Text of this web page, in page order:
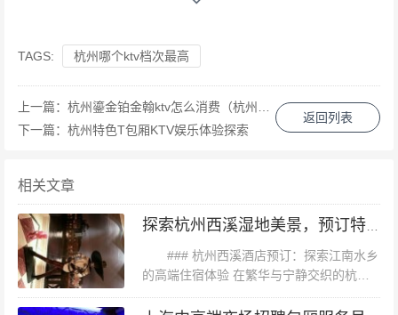
#### **丰富的歌曲库与个性化服务** **杭州潮牌KTV**拥
有庞大的歌曲库，涵盖了各个年代、各种风格的音乐作
品。无论是经典老歌还是最新热门单曲，只需轻轻一点，
就能立刻在包厢里响起。此外，这里还提供了**个性化点
一次K歌体验都独一无二。 #### **社交与放松的绝佳场所
** 除了音乐与娱乐之外，**杭州潮牌KTV**还是一个绝佳的
社交场所。无论是朋友聚会、公司团建还是生日派对，这
里都能提供合适的场地与贴心的服务。包厢内配备的先进
设施，如高清电视、高速网络等，让人们在享受音乐的同
时，也能进行其他娱乐活动。 #### **案例分析：某次大型
TAGS: 杭州哪个ktv档次最高
返回列表
上一篇： 杭州鎏金铂金翰ktv怎么消费（杭州鎏金铂金翰KTV消费指南：解锁奢华娱乐新体验）
下一篇： 杭州特色T包厢KTV娱乐体验探索
相关文章
### 杭州西溪酒店预订：探索江南水乡
的高端住宿体验 在繁华与宁静交织的杭
州，西溪湿地以其独特的自然风光和深厚的